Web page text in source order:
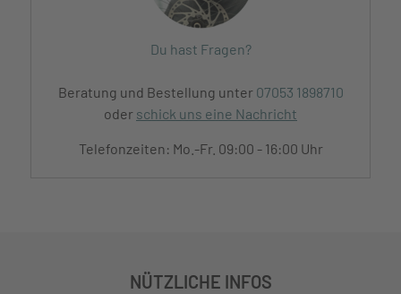
Du hast Fragen?
Beratung und Bestellung unter 07053 1898710
oder schick uns eine Nachricht
Telefonzeiten: Mo.-Fr. 09:00 - 16:00 Uhr
NÜTZLICHE INFOS